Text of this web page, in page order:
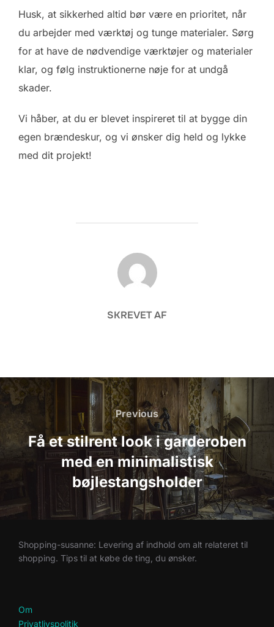
Husk, at sikkerhed altid bør være en prioritet, når
du arbejder med værktøj og tunge materialer. Sørg
for at have de nødvendige værktøjer og materialer
klar, og følg instruktionerne nøje for at undgå
skader.
Vi håber, at du er blevet inspireret til at bygge din
egen brændeskur, og vi ønsker dig held og lykke
med dit projekt!
FORFATTER
SKREVET AF
Indlægsnavigation
Previous
Previous
Få et stilrent look i garderoben
med en minimalistisk
bøjlestangsholder
Shopping-susanne: Levering af indhold om alt relateret til
shopping. Tips til at købe de ting, du ønsker.
Om
Privatlivspolitik